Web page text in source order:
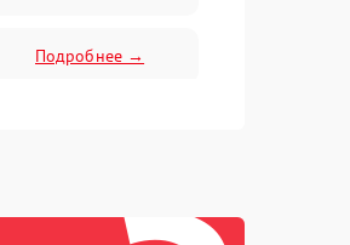
Подробнее →